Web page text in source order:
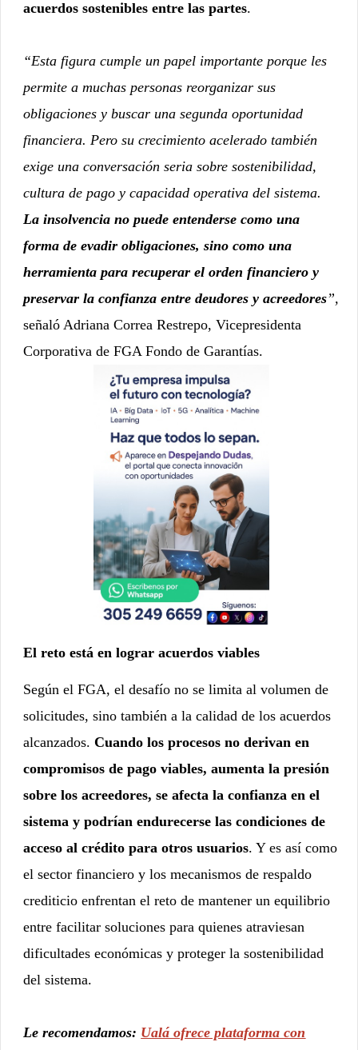
acuerdos sostenibles entre las partes.
“Esta figura cumple un papel importante porque les
permite a muchas personas reorganizar sus
obligaciones y buscar una segunda oportunidad
financiera. Pero su crecimiento acelerado también
exige una conversación seria sobre sostenibilidad,
cultura de pago y capacidad operativa del sistema.
La insolvencia no puede entenderse como una
forma de evadir obligaciones, sino como una
herramienta para recuperar el orden financiero y
preservar la confianza entre deudores y acreedores”,
señaló Adriana Correa Restrepo, Vicepresidenta
Corporativa de FGA Fondo de Garantías.
El reto está en lograr acuerdos viables
Según el FGA, el desafío no se limita al volumen de
solicitudes, sino también a la calidad de los acuerdos
alcanzados.Cuando los procesos no derivan en
compromisos de pago viables, aumenta la presión
sobre los acreedores, se afecta la confianza en el
sistema y podrían endurecerse las condiciones de
acceso al crédito para otros usuarios. Y es así como
el sector financiero y los mecanismos de respaldo
crediticio enfrentan el reto de mantener un equilibrio
entre facilitar soluciones para quienes atraviesan
dificultades económicas y proteger la sostenibilidad
del sistema.
Le recomendamos: Ualá ofrece plataforma con